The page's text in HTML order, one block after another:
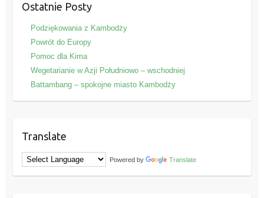
Ostatnie Posty
Podziękowania z Kambodży
Powrót do Europy
Pomoc dla Kima
Wegetarianie w Azji Południowo – wschodniej
Battambang – spokojne miasto Kambodży
Translate
Powered by Translate